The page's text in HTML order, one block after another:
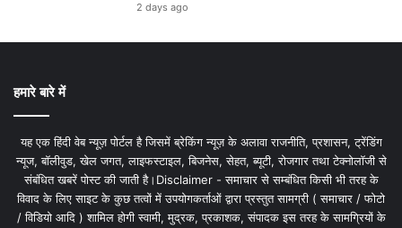
2 days ago
हमारे बारे में
यह एक हिंदी वेब न्यूज़ पोर्टल है जिसमें ब्रेकिंग न्यूज़ के अलावा राजनीति, प्रशासन, ट्रेंडिंग
न्यूज, बॉलीवुड, खेल जगत, लाइफस्टाइल, बिजनेस, सेहत, ब्यूटी, रोजगार तथा टेक्नोलॉजी से
संबंधित खबरें पोस्ट की जाती है।Disclaimer - समाचार से सम्बंधित किसी भी तरह के
विवाद के लिए साइट के कुछ तत्वों में उपयोगकर्ताओं द्वारा प्रस्तुत सामग्री ( समाचार / फोटो
/ विडियो आदि ) शामिल होगी स्वामी, मुद्रक, प्रकाशक, संपादक इस तरह के सामग्रियों के